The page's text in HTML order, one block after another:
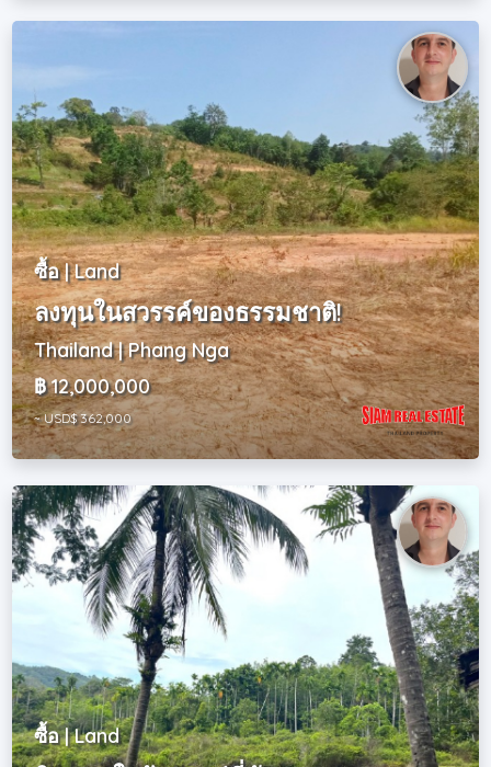
ซื้อ | Land
ลงทุนในสวรรค์ของธรรมชาติ!
Thailand | Phang Nga
฿ 12,000,000
~ USD$ 362,000
ซื้อ | Land